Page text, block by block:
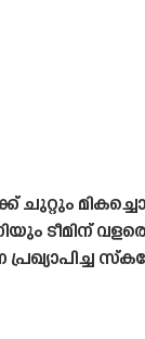
ചുറ്റും
ടീമിന്